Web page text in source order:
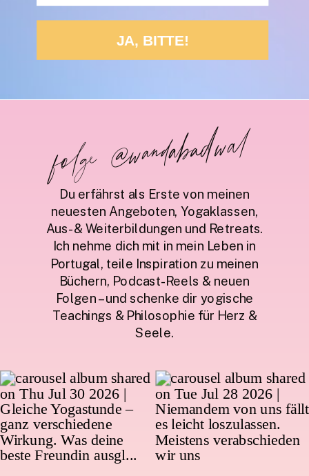
JA, BITTE!
folge @wandabadwal
Du erfährst als Erste von meinen
neuesten Angeboten, Yogaklassen,
Aus- & Weiterbildungen und Retreats.
Ich nehme dich mit in mein Leben in
Portugal, teile Inspiration zu meinen
Büchern, Podcast-Reels & neuen
Folgen – und schenke dir yogische
Teachings & Philosophie für Herz &
Seele.